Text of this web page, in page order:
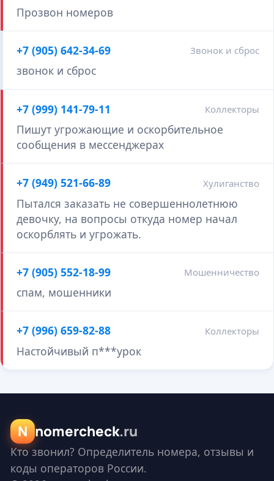
Прозвон номеров
+7 (905) 642-34-69 Звонок и сброс
звонок и сброс
+7 (999) 141-79-11 Коллекторы
Пишут угрожающие и оскорбительное
сообщения в мессенджерах
+7 (949) 521-66-89 Хулиганство
Пытался заказать не совершеннолетнюю
девочку, на вопросы откуда номер начал
оскорблять и угрожать.
+7 (905) 552-18-99 Мошенничество
спам, мошенники
+7 (996) 659-82-88 Коллекторы
Настойчивый п***урок
N nomercheck.ru
Кто звонил? Определитель номера, отзывы и
коды операторов России.